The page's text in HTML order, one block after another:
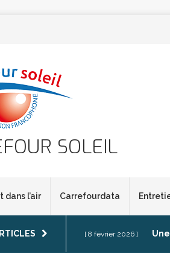
SOLEIL
dans l’air Carrefourdata
[ 8 février 2026 ]